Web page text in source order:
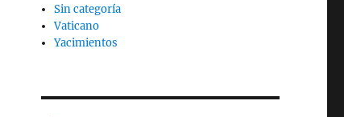
Sin categoría
Vaticano
Yacimientos